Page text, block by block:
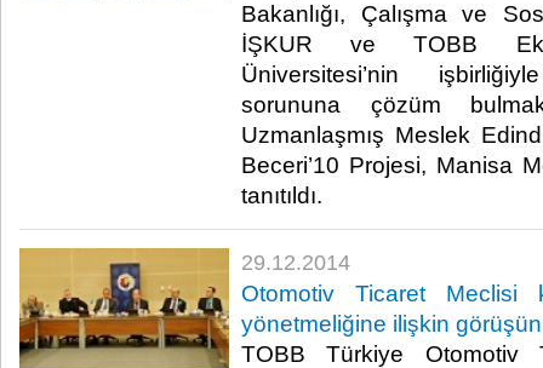
Bakanlığı, Çalışma ve
İŞKUR ve TOBB
Üniversitesi’nin
sorununa çözüm
Uzmanlaşmış Meslek
Beceri’10 Projesi, Manisa
tanıtıldı.​
29.12.2014
Otomotiv Ticaret Meclisi
yönetmeliğine ilişkin
TOBB Türkiye Otomotiv